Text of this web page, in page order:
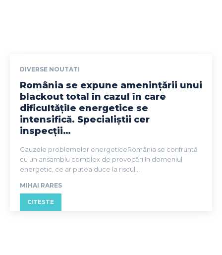
DIVERSE NOUTATI
România se expune amenințării unui
blackout total în cazul în care
dificultățile energetice se
intensifică. Specialiștii cer
inspecții…
Cauzele problemelor energeticeRomânia se confruntă
cu un ansamblu complex de provocări în domeniul
energetic, ce ar putea duce la riscul...
MIHAI RARES
CITESTE